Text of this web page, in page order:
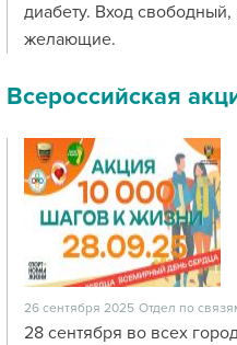
диабету. Вход
желающие.
Всероссийская
26 сентября 2025 Отдел по
28 сентября во всех